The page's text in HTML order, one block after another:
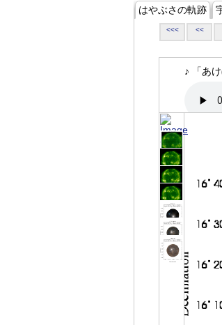
はやぶさの軌跡
<<< <<
♪ 「あけ